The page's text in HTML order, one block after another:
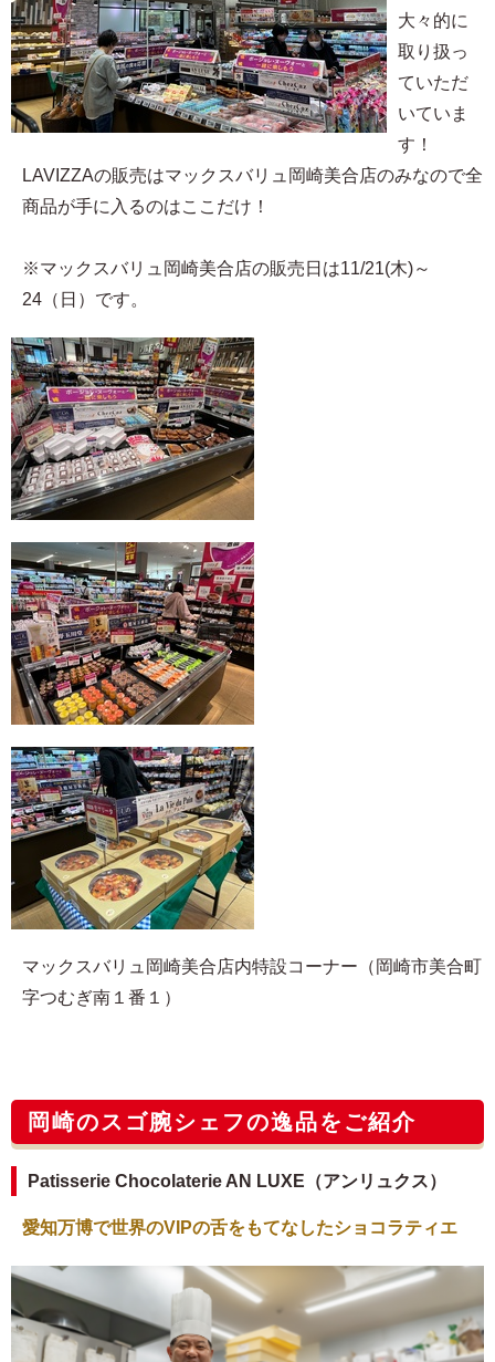
大々的に
取り扱っ
ていただ
いていま
す！
LAVIZZAの販売はマックスバリュ岡崎美合店のみなので全
商品が手に入るのはここだけ！
※マックスバリュ岡崎美合店の販売日は11/21(木)～
24（日）です。
マックスバリュ岡崎美合店内特設コーナー（岡崎市美合町
字つむぎ南１番１）
岡崎のスゴ腕シェフの逸品をご紹介
Patisserie Chocolaterie AN LUXE（アンリュクス）
愛知万博で世界のVIPの舌をもてなしたショコラティエ